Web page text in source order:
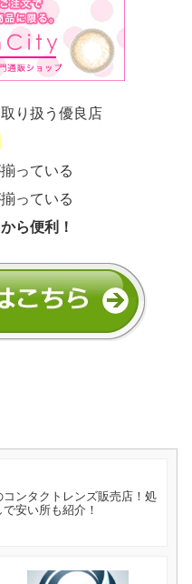
り扱う優良店
っている
っている
ら便利！
コンタクトレンズ販売店！処
安い所も紹介！